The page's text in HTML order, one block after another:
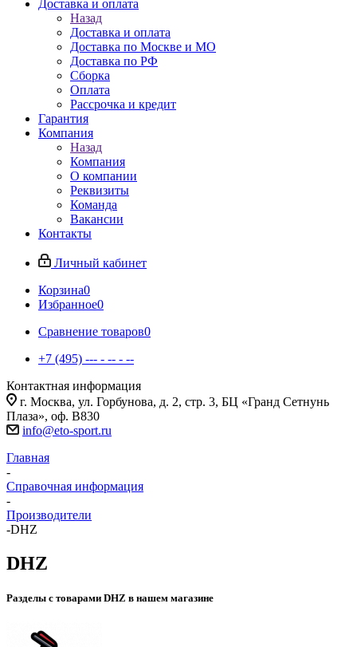
Доставка и оплата
Назад
Доставка и оплата
Доставка по Москве и МО
Доставка по РФ
Сборка
Оплата
Рассрочка и кредит
Гарантия
Компания
Назад
Компания
О компании
Реквизиты
Команда
Вакансии
Контакты
Личный кабинет
Корзина0
Избранное0
Сравнение товаров0
+7 (495) --- - -- - --
Контактная информация
г. Москва, ул. Горбунова, д. 2, стр. 3, БЦ «Гранд Сетнунь
Плаза», оф. В830
info@eto-sport.ru
Главная
-
Справочная информация
-
Производители
-DHZ
DHZ
Разделы с товарами DHZ в нашем магазине